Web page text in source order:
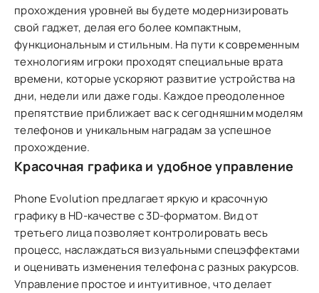
прохождения уровней вы будете модернизировать
свой гаджет, делая его более компактным,
функциональным и стильным. На пути к современным
технологиям игроки проходят специальные врата
времени, которые ускоряют развитие устройства на
дни, недели или даже годы. Каждое преодоленное
препятствие приближает вас к сегодняшним моделям
телефонов и уникальным наградам за успешное
прохождение.
Красочная графика и удобное управление
Phone Evolution предлагает яркую и красочную
графику в HD-качестве с 3D-форматом. Вид от
третьего лица позволяет контролировать весь
процесс, наслаждаться визуальными спецэффектами
и оценивать изменения телефона с разных ракурсов.
Управление простое и интуитивное, что делает